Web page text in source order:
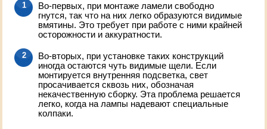
Во-первых, при монтаже ламели свободно
гнутся, так что на них легко образуются видимые
вмятины. Это требует при работе с ними крайней
осторожности и аккуратности.
Во-вторых, при установке таких конструкций
иногда остаются чуть видимые щели. Если
монтируется внутренняя подсветка, свет
просачивается сквозь них, обозначая
некачественную сборку. Эта проблема решается
легко, когда на лампы надевают специальные
колпаки.